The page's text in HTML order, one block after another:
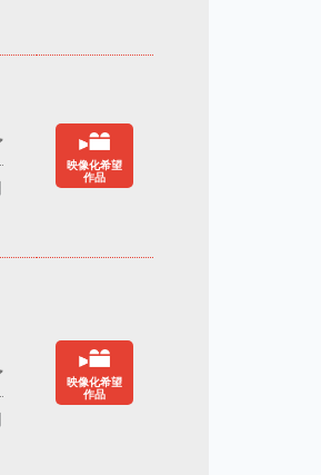
映像化希望
作品
映像化希望
作品